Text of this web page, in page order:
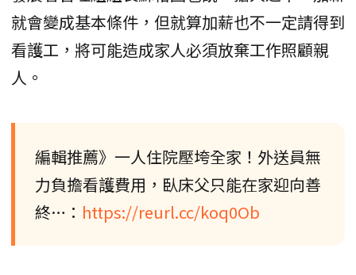
就會變成基本條件，但就算加薪也不一定請得到
看護工，將可能造成家人必須放棄工作照顧親
人。
編輯推薦》一人住院壓垮全家！外送員無
力負擔看護費用，臥床父只能在家迎向善
終…： https://reurl.cc/koq0Ob